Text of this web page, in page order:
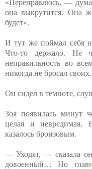
«Переправлюсь, —
она выкрутится. Она
будет».
И тут же поймал себя
Что-то держало. Не
неправильность во
никогда не бросал своих.
Он сидел в темноте,
Зоя появилась минут
целая и невредимая.
казалось бронзовым.
— Уходят, — сказала
довоенный… Но